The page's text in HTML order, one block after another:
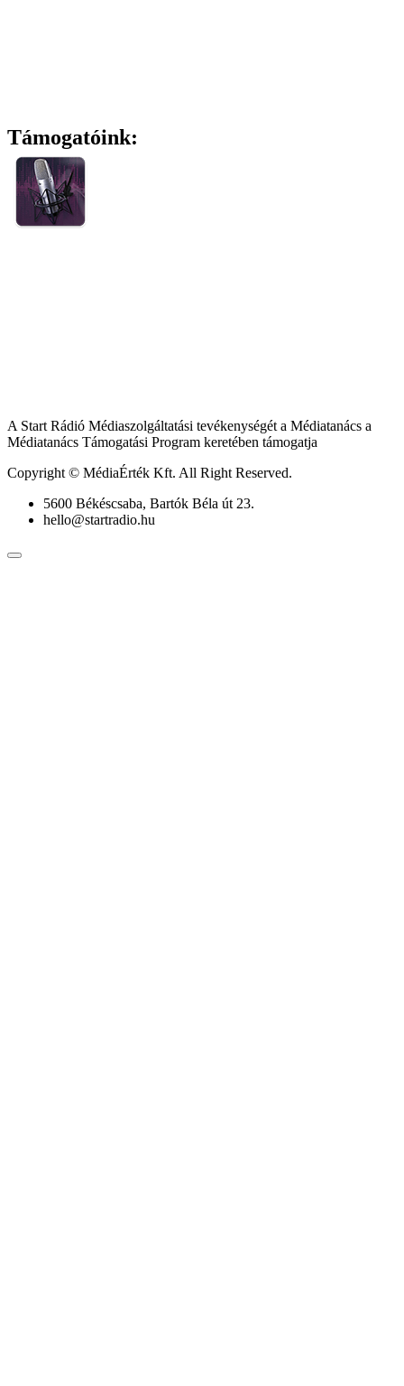
Támogatóink:
A Start Rádió Médiaszolgáltatási tevékenységét a Médiatanács a
Médiatanács Támogatási Program keretében támogatja
Copyright © MédiaÉrték Kft. All Right Reserved.
5600 Békéscsaba, Bartók Béla út 23.
hello@startradio.hu